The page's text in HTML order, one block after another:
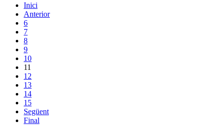
Inici
Anterior
6
7
8
9
10
11
12
13
14
15
Següent
Final